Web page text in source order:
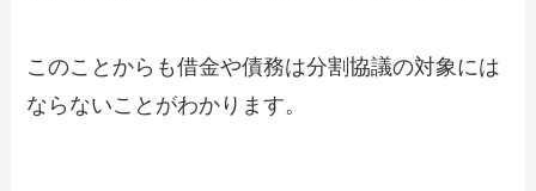
このことからも借金や債務は分割協議の対象には
ならないことがわかります。